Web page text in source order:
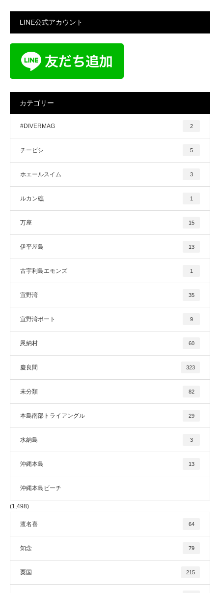
LINE公式アカウント
カテゴリー
#DIVERMAG 2
チービシ 5
ホエールスイム 3
ルカン礁 1
万座 15
伊平屋島 13
古宇利島エモンズ 1
宜野湾 35
宜野湾ボート 9
恩納村 60
慶良間 323
未分類 82
本島南部トライアングル 29
水納島 3
沖縄本島 13
沖縄本島ビーチ
(1,498)
渡名喜 64
知念 79
粟国 215